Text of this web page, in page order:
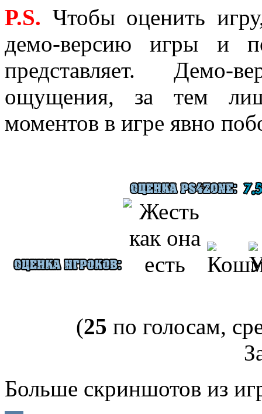
P.S. Чтобы оценить
демо-версию игры и
представляет. Демо-
ощущения, за тем
моментов в игре явно
(25 по голосам,
Больше скриншотов из